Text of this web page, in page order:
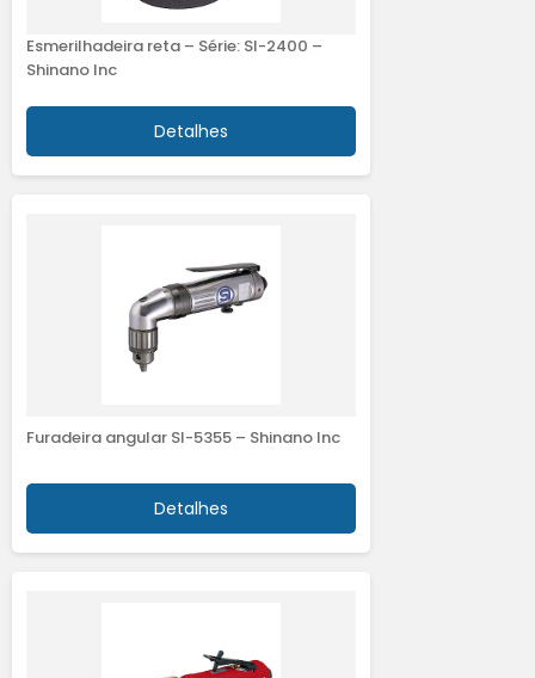
Esmerilhadeira reta – Série: SI-2400 –
Shinano Inc
Detalhes
Furadeira angular SI-5355 – Shinano Inc
Detalhes